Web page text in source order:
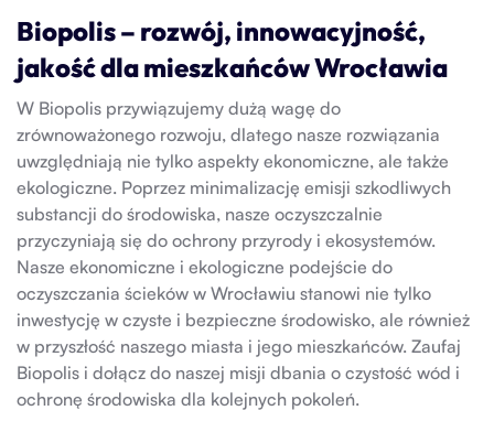
Biopolis – rozwój, innowacyjność,
jakość dla mieszkańców Wrocławia
W Biopolis przywiązujemy dużą wagę do
zrównoważonego rozwoju, dlatego nasze rozwiązania
uwzględniają nie tylko aspekty ekonomiczne, ale także
ekologiczne. Poprzez minimalizację emisji szkodliwych
substancji do środowiska, nasze oczyszczalnie
przyczyniają się do ochrony przyrody i ekosystemów.
Nasze ekonomiczne i ekologiczne podejście do
oczyszczania ścieków w Wrocławiu stanowi nie tylko
inwestycję w czyste i bezpieczne środowisko, ale również
w przyszłość naszego miasta i jego mieszkańców. Zaufaj
Biopolis i dołącz do naszej misji dbania o czystość wód i
ochronę środowiska dla kolejnych pokoleń.